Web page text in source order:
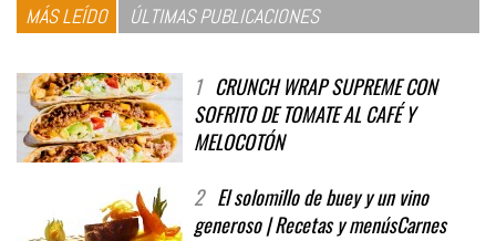
MÁS LEÍDO ÚLTIMAS PUBLICACIONES
1 CRUNCH WRAP SUPREME CON
SOFRITO DE TOMATE AL CAFÉ Y
MELOCOTÓN
2 El solomillo de buey y un vino
generoso | Recetas y menúsCarnes